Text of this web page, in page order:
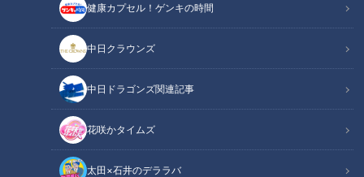
健康カプセル！ゲンキの時間
中日クラウンズ
中日ドラゴンズ関連記事
花咲かタイムズ
太田×石井のデララバ